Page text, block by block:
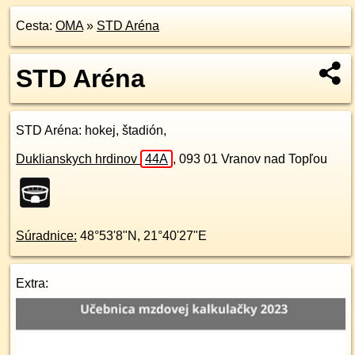
Cesta: OMA» STD Aréna
STD Aréna
STD Aréna: hokej, štadión,
Duklianskych hrdinov 44A , 093 01 Vranov nad Topľou
Súradnice: 48°53'8"N , 21°40'27"E
Extra: